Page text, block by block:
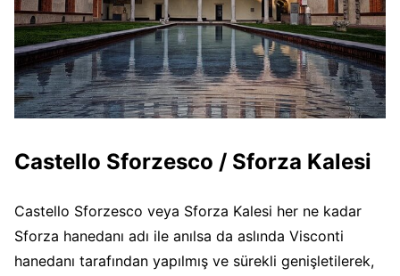
Castello Sforzesco / Sforza Kalesi
Castello Sforzesco veya Sforza Kalesi her ne kadar
Sforza hanedanı adı ile anılsa da aslında Visconti
hanedanı tarafından yapılmış ve sürekli genişletilerek,